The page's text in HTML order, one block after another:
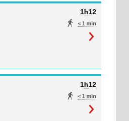
1h12
< 1 min
1h12
< 1 min